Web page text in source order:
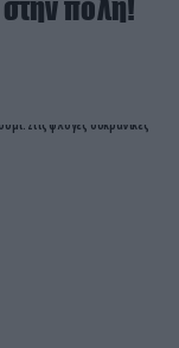
πόλη!